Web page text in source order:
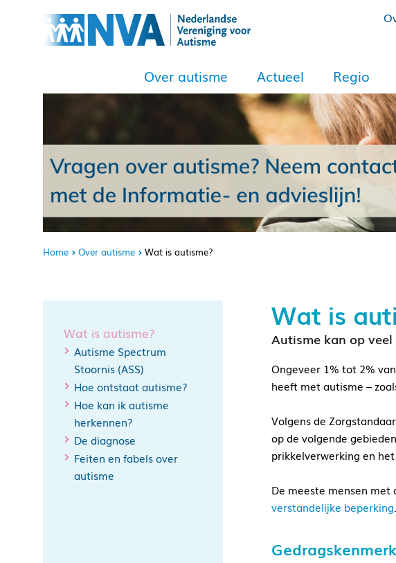
Over autisme Actueel Regio
Home Over autisme Wat is autisme?
Wat is autisme?
Autisme Spectrum
Stoornis (ASS)
Hoe ontstaat autisme?
Hoe kan ik autisme
herkennen?
De diagnose
Feiten en fabels over
autisme
Wat is
Autisme kan op
Ongeveer 1% tot 2%
heeft met autisme –
Volgens de
op de volgende
prikkelverwerking en
De meeste mensen
verstandelijke beperking.